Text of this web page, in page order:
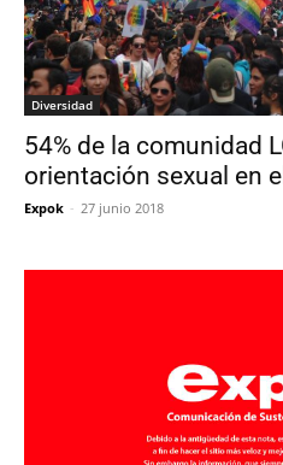
Diversidad
54% de la comunidad
orientación sexual en
Expok - 27 junio 2018